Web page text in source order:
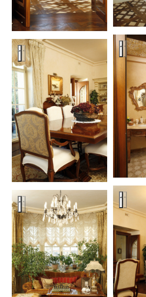
Apartment in Moscow Kseninsky
Apartment in Moscow Kseninsky